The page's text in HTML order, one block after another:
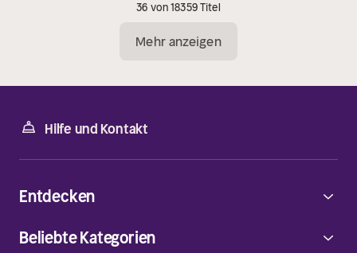
36 von 18359 Titel
Mehr anzeigen
Hilfe und Kontakt
Entdecken
Beliebte Kategorien